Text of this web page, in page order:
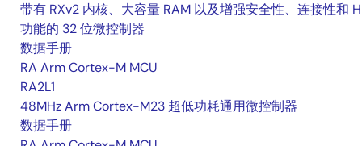
带有 RXv2 内核、大容量 RAM 以及增强安全性、连接性和
功能的 32 位微控制器
数据手册
RA Arm Cortex-M MCU
RA2L1
48MHz Arm Cortex-M23 超低功耗通用微控制器
数据手册